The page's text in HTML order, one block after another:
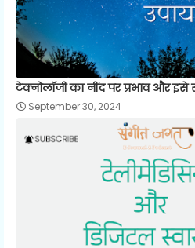
टेक्नोलॉजी का नींद पर प्रभाव और
September 30, 2024